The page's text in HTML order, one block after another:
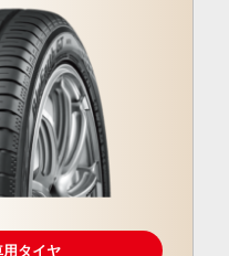
タイヤ